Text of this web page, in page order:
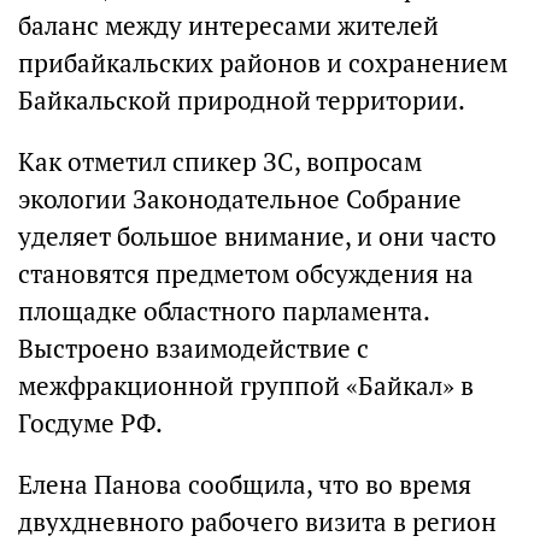
баланс между интересами жителей
прибайкальских районов и сохранением
Байкальской природной территории.
Как отметил спикер ЗС, вопросам
экологии Законодательное Собрание
уделяет большое внимание, и они часто
становятся предметом обсуждения на
площадке областного парламента.
Выстроено взаимодействие с
межфракционной группой «Байкал» в
Госдуме РФ.
Елена Панова сообщила, что во время
двухдневного рабочего визита в регион